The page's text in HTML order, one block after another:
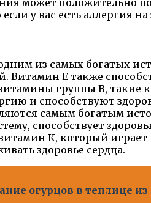
может положительно
у вас есть аллергия на
из самых богатых
Витамин Е также
группы В,
и способствуют
самым богатым
способствует
К, который
здоровье сердца.
огурцов в теплице